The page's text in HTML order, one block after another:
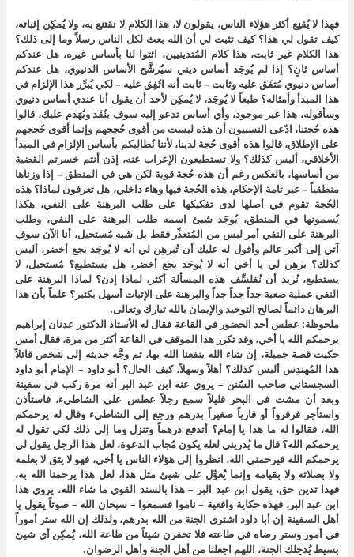
فهذا لا يُقنِع أكثر هؤلاء الناس، يقولون لا، هذا الكلام لا نقتنع به، ولا يُمكِن إثباته،
كيف تقول لي هذا؟ كيف تثبت لي أن الله بعث لكل الناس رسلاً وما إلى ذلك؟
هذا الكلام غير ثابت، هذا كلام المُتدينيين، ائتوا لنا بأساس غيره، هل عندكم
أساس ثانٍ؟ إذا لم يُوجَد أساس ديني سيُرشَّح الأساس الدنيوي، هل عندكم
أساس دنيوي مُتفَق عليه وثابت – ثابت أنه اتُفِق عليه – لكي يُبرِّر هذا الإلزام في
هذا المبدأ وأمثاله؟ طبعاً لا يُوجَد، لا يُمكِن لأحد أن يقول أنا عندي أساس دنيوي
وسأقوله، هذا غير موجود، وأي أساس تدعو إليه سوف ينُقَد ويُهَدم عليك، قالوا
هذه حُجتنا، ادّعى النسبيون أن هذه ليست من أقوى حُججهم وإنما أقوى حُججهم
على الإطلاق، قالوا هذه أقوى حُجة لدينا، لأننا نُطالِبكم بأساس الإلزام في المبدأ
الأخلاقي، أليس كذلك؟ ولا تستطيعون الإعراب عنه، إذن أنتم خسرتم القضية
من أساسها، بالعكس رغم أن هذه حُجة قوية لكن هي في المنطق – إذا وزناها
منطقياً – غير تامة الإحكام، هذه الحُجة فيها وهاء داخلي، هل تعرفون لماذا؟ هذه
الحُجة تقوم في أصلها لدى تفكيكها على طلب البرهنة على النفي، هكذا
يُسمونها في المنطق، يُوجَد شيئ اسمه طلب البرهنة على النفي، وطلب
البرهنة على النفي أمر ليس من المُتعذِّر فقط بل شبه مُستحيل، أنا الآن سوف
آتي إلى أكبر عالم وأقول له عليك أن تُبرهِن لي أنه لا يُوجَد بجع أخضر، أليس
كذلك؟ برهِن لي يا أخي أنه لا يُوجَد بجع أخضر، هل يستطيع؟ مُستحيل، لا
يستطيع، نُريد أن نُفلسِّف هذه المسألة أكثر، لماذا إذن؟ لماذا البرهنة على
النفي عملية صعبة جداً جداً جداً والبرهنة على الإثبات أسهل بكثير؟ علماً بأن هذا
البرهان دائماً لصالح التوحيد والإيمان بالله تبارك وتعالى.
ملحوظة: عطس أحد الحضور في القاعة فقال له الأستاذ الدكتور عدنان إبراهيم
يرحمكم الله يا أخي، وقد تكرر هذا الموقف في القاعة أكثر من مرة، فقال أمس
حكيت قصة جميلة، إن شاء الله ينفعنا الله بها، ثم وجَّه حديثه إلى شخص قائلاً
هذا المُهندِس أليس كذلك؟ أهلاً وسهلاً، كيف الحال؟ أبو داود – الإمام أبو داود
السجستاني صاحب السُنن – يروي عنه ابن عبد البر أنه مرة ركب في سفينة
وبعد أن مشت في البحر قليلاً سمع رجلاً عطس على الشاطيء، فاستأذن
واستأجر قرقرواً أو قارباً صغيراً بدرهم ورجع إلى الشاطيء وقال له يرحمكم
الله، فقالوا له ما هذا يا إمام؟ أتدفع درهماً وتنزل وما إلى ذلك لكي تقول له
يرحمكم الله؟ قال ما يُدريني لعله يكون مُجاب الدعوة، لعل هذا الرجل يقول لي
يرحمكم الله فيرحمني الله، انظروا إلى هؤلاء الناس يا أخي، فهو لا يثق لا بعلمه
ولا بصلاته ولا بقيامه وإنما يُعوِّل على شيئ مثل هذا، لعل هذا يرحمنا الله به،
فهذا تدين حق، يقول ابن عبد البر – هذا بالسند القوي ما شاء الله، يروي هذا
ابن عبد البر، فهذه حكاية واقعية – ناموا فسمعوا – سبحان الله – صوتاً يقول يا
أهل السفينة إن أبا داود اشترى الجنة من الله بدرهم، ولذلك إن الله ستر أموراً
في أمور وستر رضاه في طاعته فلا تحقرن شيئاً من طاعة الله، يُمكِن أي شيئ
بسيط يُدخِلك الجنة، اللهم اجعلنا من أهل الجنة وأهل الرضوان.